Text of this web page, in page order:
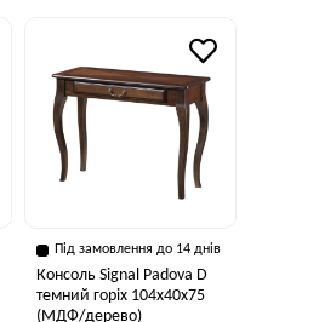
Під замовлення до 14 днів
Консоль Signal Padova D
темний горіх 104х40х75
(МДФ/дерево)